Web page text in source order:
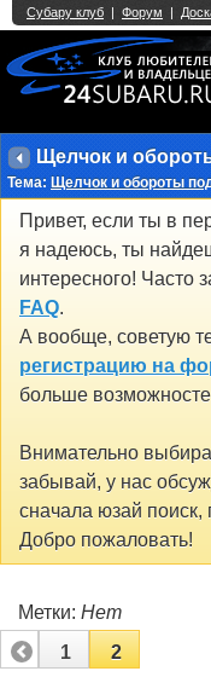
Щелчок и
Тема: Щелчок и обороты
Привет, если ты в
я надеюсь, ты
интересного! Часто
FAQ.
А вообще, советую
регистрацию на
больше
Внимательно
забывай, у нас
сначала юзай
Добро пожаловать!
Метки: Нет
1
2
Single
2 3 4 5 6 7 8 9 10 11 12
27 28 29 30 31 32